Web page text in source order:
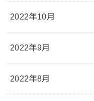
2022年10月
2022年9月
2022年8月